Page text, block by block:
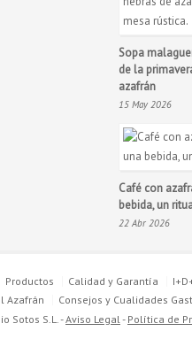
Sopa
de la
azafrán
15 May 2026
Café con
bebida, un
22 Abr 2026
Productos Calidad y Garantía
Azafrán
Consejos y Cualidades
Sotos S.L. -Aviso Legal- Política de